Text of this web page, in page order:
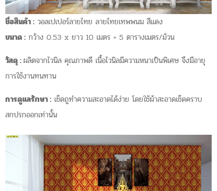
ชื่อสินค้า : วอลเปเปอร์ลายไทย ลายไทยเทพพนม สีแดง
ขนาด : กว้าง 0.53 x ยาว 10 เมตร = 5 ตารางเมตร/ม้วน
วัสดุ : ผลิตจากไวนิล คุณภาพดี เนื้อไวนิลมีความหนาเป็นพิเศษ จึงมีอายุ
การใช้งานทนทาน
การดูแลรักษา : เช็ดถูทำความสะอาดได้ง่าย โดยใช้ผ้าสะอาดเช็ดคราบ
สกปรกออกเท่านั้น